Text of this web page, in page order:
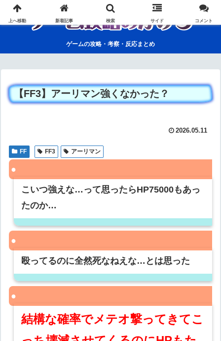
ゲームの攻略・考察・反応まとめ
【FF3】アーリマン強くなかった？
2026.05.11
FF FF3 アーリマン
こいつ強えな…って思ったらHP75000もあっ
たのか…
殴ってるのに全然死なねえな…とは思った
結構な確率でメテオ撃ってきてこ
上へ移動 新着記事 検索 サイド コメント